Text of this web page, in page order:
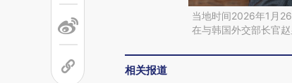
当地时间2026年1月
在与韩国外交部长官
相关报道